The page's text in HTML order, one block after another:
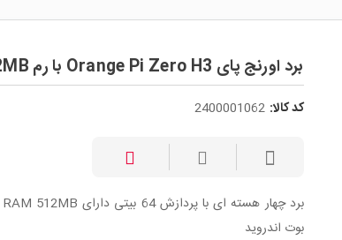
برد اورنج پای Orange Pi Zero H3 با رم 512MB
کد کالا: 2400001062
بوت اندروید